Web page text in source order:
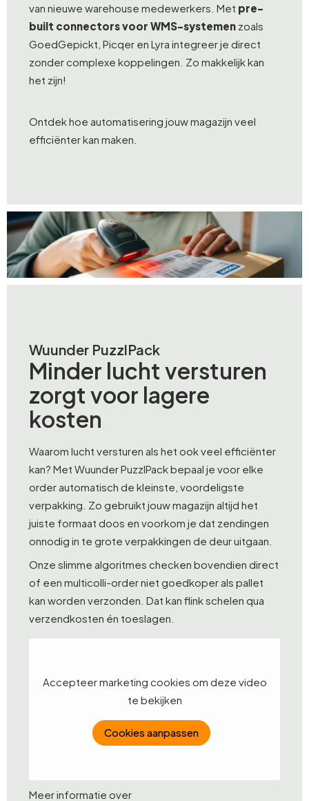
van nieuwe warehouse medewerkers. Met pre-
built connectors voor WMS-systemen zoals
GoedGepickt, Picqer en Lyra integreer je direct
zonder complexe koppelingen. Zo makkelijk kan
het zijn!
Ontdek hoe automatisering jouw magazijn veel
efficiënter kan maken.
Wuunder PuzzlPack
Minder lucht versturen
zorgt voor lagere
kosten
Waarom lucht versturen als het ook veel efficiënter
kan? Met Wuunder PuzzlPack bepaal je voor elke
order automatisch de kleinste, voordeligste
verpakking. Zo gebruikt jouw magazijn altijd het
juiste formaat doos en voorkom je dat zendingen
onnodig in te grote verpakkingen de deur uitgaan.
Onze slimme algoritmes checken bovendien direct
of een multicolli-order niet goedkoper als pallet
kan worden verzonden. Dat kan flink schelen qua
verzendkosten én toeslagen.
Accepteer marketing cookies om deze video
te bekijken
Cookies aanpassen
Meer informatie over